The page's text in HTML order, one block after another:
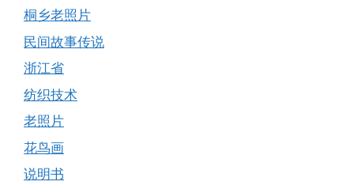
桐乡老照片
民间故事传说
浙江省
纺织技术
老照片
花鸟画
说明书